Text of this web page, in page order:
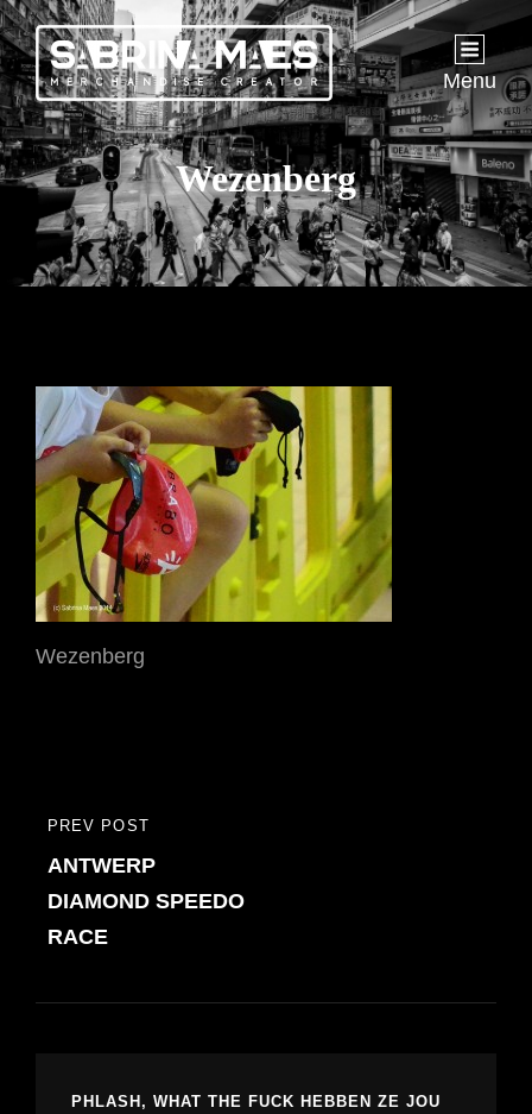
Menu
Wezenberg
Wezenberg
Bericht
navigatie
PREVIOUS
POST
PREV POST
ANTWERP
DIAMOND SPEEDO
RACE
PHLASH, WHAT THE FUCK HEBBEN ZE JOU